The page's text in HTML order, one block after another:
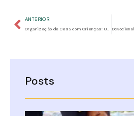
ANTERIOR
Organização da Casa com Crianças: Um Refúgio de Paz e Crescimento Espiritual
Posts